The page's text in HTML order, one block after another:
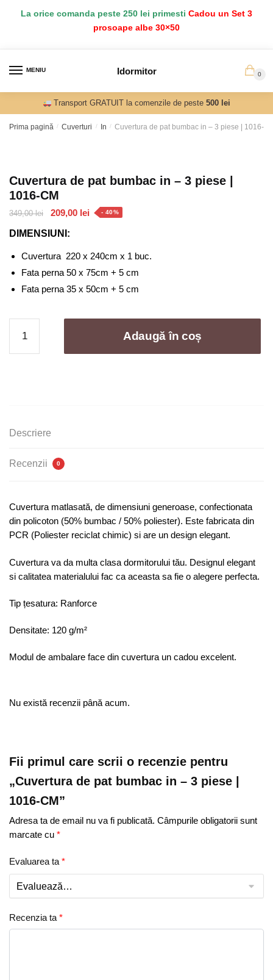
La orice comanda peste 250 lei primesti Cadou un Set 3
prosoape albe 30×50
MENIU Idormitor 0
Transport GRATUIT la comenzile de peste500 lei
Prima pagină / Cuverturi / In / Cuvertura de pat bumbac in – 3 piese | 1016-
Cuvertura de pat bumbac in – 3 piese |
1016-CM
349,00lei
Prețul
a
fost:
349,00 lei.
209,00 lei Prețul
209,00 lei.
- 40%
DIMENSIUNI:
Cuvertura 220 x 240cm x 1 buc.
Fata perna 50 x 75cm + 5 cm
Fata perna 35 x 50cm + 5 cm
Cuvertura
de
3
Adaugă în coș
Descriere
Recenzii 0
Cuvertura matlasată, de dimensiuni generoase, confectionata
din policoton (50% bumbac / 50% poliester). Este fabricata din
PCR (Poliester reciclat chimic) si are un design elegant.
Cuvertura va da multa clasa dormitorului tău. Designul elegant
si calitatea materialului fac ca aceasta sa fie o alegere perfecta.
Tip țesatura: Ranforce
Densitate: 120 g/m²
Modul de ambalare face din cuvertura un cadou excelent.
Nu există recenzii până acum.
Fii primul care scrii o recenzie pentru
„Cuvertura de pat bumbac in – 3 piese |
1016-CM”
Adresa ta de email nu va fi publicată. Câmpurile obligatorii sunt
marcate cu *
Evaluarea ta *
Recenzia ta *